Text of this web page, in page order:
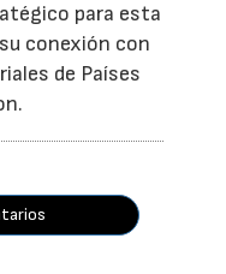
para esta
conexión con
de Países